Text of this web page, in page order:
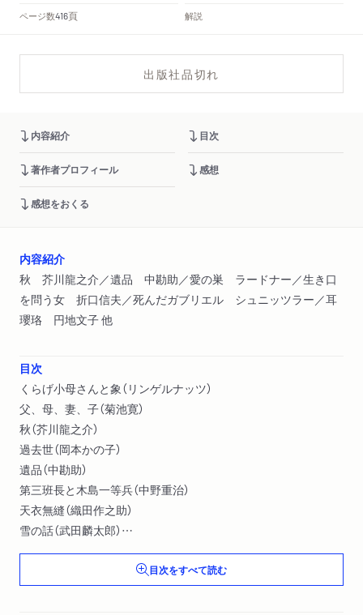
ページ数416頁 解説
出版社品切れ
内容紹介 目次
著作者プロフィール 感想
感想をおくる
内容紹介
秋 芥川龍之介／遺品 中勘助／愛の巣 ラードナー／生き口
を問う女 折口信夫／死んだガブリエル シュニッツラー／耳
瓔珞 円地文子 他
目次
くらげ小母さんと象（リンゲルナッツ）
父、母、妻、子（菊池寛）
秋（芥川龍之介）
過去世（岡本かの子）
遺品（中勘助）
第三班長と木島一等兵（中野重治）
天衣無縫（織田作之助）
雪の話（武田麟太郎）
愛の巣（ラードナー）
生き口を問う女（折口信夫）
切符をお切りします！（Ｄ．Ｈ．ロレンス）
目次をすべて読む